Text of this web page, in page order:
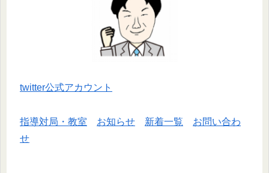
twitter公式アカウント
指導対局・教室 お知らせ 新着一覧
お問い合わ
せ